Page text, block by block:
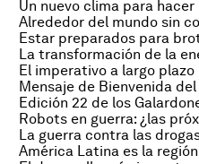
Un nuevo clima para hacer
Alrededor del mundo sin
Estar preparados para
La transformación de la
El imperativo a largo plazo
Mensaje de Bienvenida
Edición 22 de los
La guerra contra las